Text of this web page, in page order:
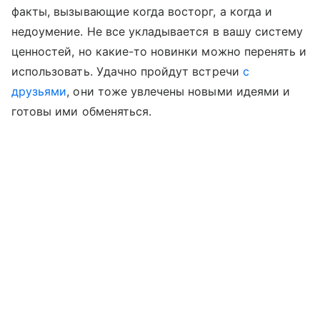
факты, вызывающие когда восторг, а когда и
недоумение. Не все укладывается в вашу систему
ценностей, но какие-то новинки можно перенять и
использовать. Удачно пройдут встречи с
друзьями, они тоже увлечены новыми идеями и
готовы ими обменяться.